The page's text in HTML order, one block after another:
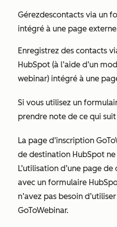
Gérezdescontacts via un
intégré à une page
Enregistrez des contacts
HubSpot (à l’aide d’un
webinar) intégré à une
Si vous utilisez un
prendre note de ce qui suit
La page d’inscription
de destination HubSpot ne
L’utilisation d’une page
avec un formulaire
n’avez pas besoin
GoToWebinar.